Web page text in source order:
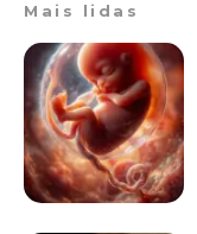
Mais lidas